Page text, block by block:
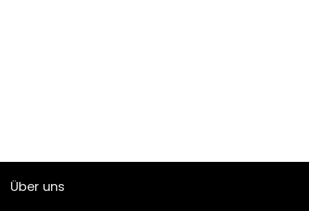
Über uns